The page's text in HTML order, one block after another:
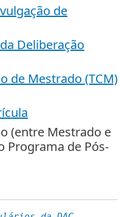
de
Deliberação
de Mestrado (TCM)
(entre Mestrado e
Programa de Pós-